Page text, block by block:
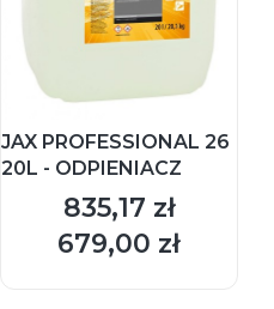
JAX PROFESSIONAL 26
20L - ODPIENIACZ
Cena
835,17 zł
Cena
679,00 zł
DO KOSZYKA